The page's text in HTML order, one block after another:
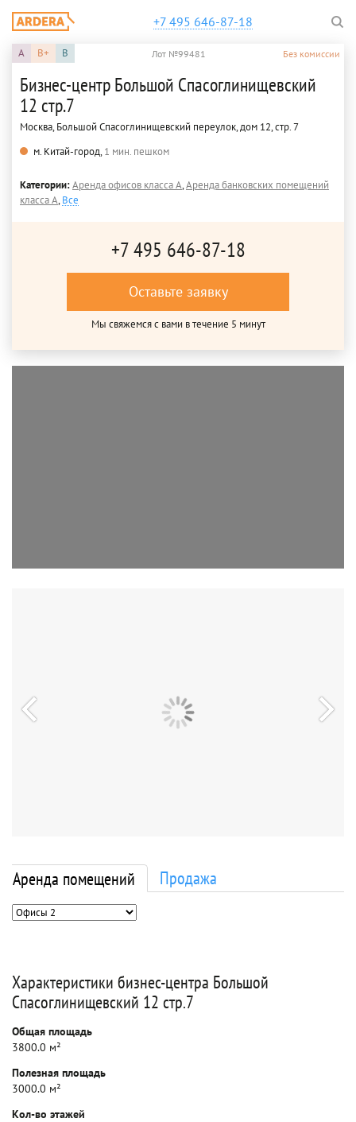
+7 495 646-87-18
A B+ B Лот №99481 Без комиссии
Бизнес-центр Большой Спасоглинищевский
12 стр.7
Москва, Большой Спасоглинищевский переулок, дом 12, стр. 7
м. Китай-город,1 мин. пешком
Категории:Аренда офисов класса A,Аренда банковских помещений
класса A,Все
+7 495 646-87-18
Оставьте заявку
Мы свяжемся с вами в течение 5 минут
Аренда помещений Продажа
Характеристики бизнес-центра Большой
Спасоглинищевский 12 стр.7
Общая площадь
3800.0 м²
Полезная площадь
3000.0 м²
Кол-во этажей